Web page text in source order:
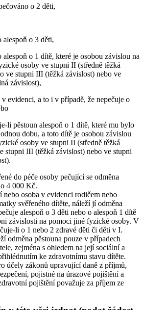
o 2 děti,
alespoň o 3 děti,
alespoň o 1 dítě, které je osobou závislou na
osoby ve stupni II (středně těžká
ve stupni III (těžká závislost) nebo ve
závislost),
evidenci, a to i v případě, že nepečuje o
li pěstoun alespoň o 1 dítě, které mu bylo
dobu, a toto dítě je osobou závislou
osoby ve stupni II (středně těžká
stupni III (těžká závislost) nebo ve stupni
do péče osoby pečující se odměna
4 000 Kč.
nebo osoba v evidenci rodičem nebo
svěřeného dítěte, náleží jí odměna
alespoň o 3 děti nebo o alespoň 1 dítě
závislosti na pomoci jiné fyzické osoby. V
li o 1 nebo 2 zdravé děti či děti v I.
odměna pěstouna pouze v případech
zejména s ohledem na její sociální a
ke zdravotnímu stavu dítěte.
účely zákonů upravující daně z příjmů,
pojistné na úrazové pojištění a
pojištění považuje za příjem ze